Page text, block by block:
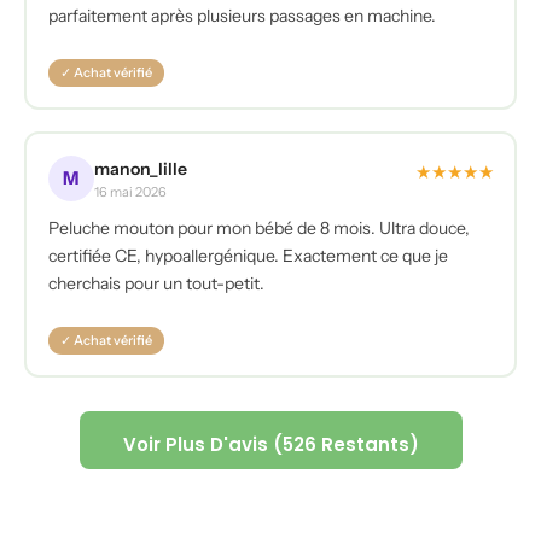
parfaitement après plusieurs passages en machine.
✓ Achat vérifié
M manon_lille
16 mai 2026
★★★★★
Peluche mouton pour mon bébé de 8 mois. Ultra douce,
certifiée CE, hypoallergénique. Exactement ce que je
cherchais pour un tout-petit.
✓ Achat vérifié
Voir Plus D'avis (526 Restants)